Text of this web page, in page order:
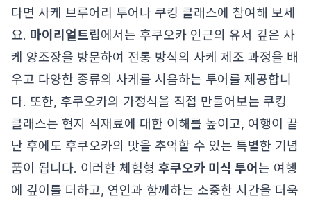
다면 사케 브루어리 투어나 쿠킹 클래스에 참여해 보세
요. 마이리얼트립에서는 후쿠오카 인근의 유서 깊은 사
케 양조장을 방문하여 전통 방식의 사케 제조 과정을 배
우고 다양한 종류의 사케를 시음하는 투어를 제공합니
다. 또한, 후쿠오카의 가정식을 직접 만들어보는 쿠킹
클래스는 현지 식재료에 대한 이해를 높이고, 여행이 끝
난 후에도 후쿠오카의 맛을 추억할 수 있는 특별한 기념
품이 됩니다. 이러한 체험형 후쿠오카 미식 투어 는 여행
에 깊이를 더하고, 연인과 함께하는 소중한 시간을 더욱